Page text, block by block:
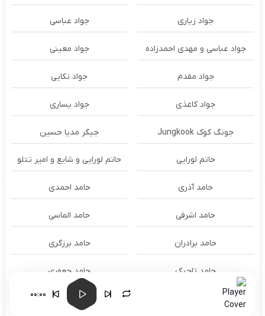
جواد زیاری جواد عباسی
جواد عباسی و مهدی احمدزاده جواد معینی
جواد مقدم جواد نکایی
جواد کاغذی جواد یساری
جونگ کوک Jungkook جیگر مدیا حسین
حاتم لورایی حاتم لورایی و شایع و امیر تتلو
حامد آذری حامد احمدی
حامد اشرفی حامد الماسی
حامد برادران حامد برزگری
حامد تاجیک حامد جعفری
حامد شیخ 00:00